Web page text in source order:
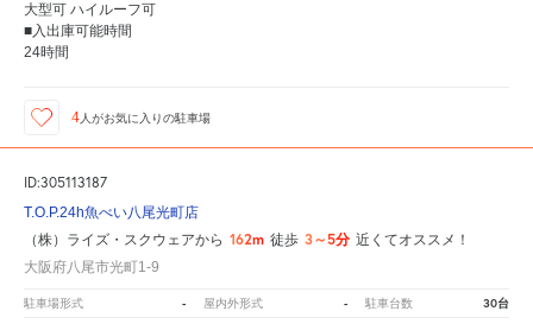
大型可 ハイルーフ可
■入出庫可能時間
24時間
4人がお気に入りの駐車場
ID:305113187
T.O.P.24h魚べい八尾光町店
（株）ライズ・スクウェアから 162m 徒歩 3～5分 近くてオススメ！
大阪府八尾市光町1-9
駐車場形式 - 屋内外形式 - 駐車台数 30台